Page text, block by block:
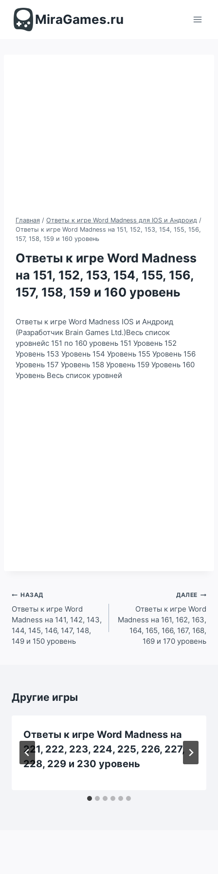
содержимомуMiraGames.ru
Главная / Ответы к игре Word Madness для IOS и Андроид /
Ответы к игре Word Madness на 151, 152, 153, 154, 155, 156,
157, 158, 159 и 160 уровень
Ответы к игре Word Madness
на 151, 152, 153, 154, 155, 156,
157, 158, 159 и 160 уровень
Ответы к игре Word Madness IOS и Андроид
(Разработчик Brain Games Ltd.)Весь список
уровнейс 151 по 160 уровень 151 Уровень 152
Уровень 153 Уровень 154 Уровень 155 Уровень 156
Уровень 157 Уровень 158 Уровень 159 Уровень 160
Уровень Весь список уровней
Навигация
по
записям
НАЗАД
Ответы к игре Word
Madness на 141, 142, 143,
144, 145, 146, 147, 148,
149 и 150 уровень
ДАЛЕЕ
Ответы к игре Word
Madness на 161, 162, 163,
164, 165, 166, 167, 168,
169 и 170 уровень
Другие игры
Ответы к игре Word Madness на
221, 222, 223, 224, 225, 226, 227,
228, 229 и 230 уровень